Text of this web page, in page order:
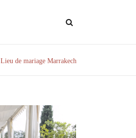
Lieu de mariage Marrakech